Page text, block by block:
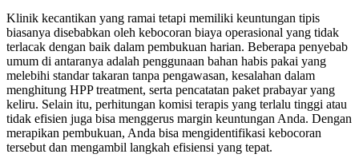
Klinik kecantikan yang ramai tetapi memiliki keuntungan tipis
biasanya disebabkan oleh kebocoran biaya operasional yang tidak
terlacak dengan baik dalam pembukuan harian. Beberapa penyebab
umum di antaranya adalah penggunaan bahan habis pakai yang
melebihi standar takaran tanpa pengawasan, kesalahan dalam
menghitung HPP treatment, serta pencatatan paket prabayar yang
keliru. Selain itu, perhitungan komisi terapis yang terlalu tinggi atau
tidak efisien juga bisa menggerus margin keuntungan Anda. Dengan
merapikan pembukuan, Anda bisa mengidentifikasi kebocoran
tersebut dan mengambil langkah efisiensi yang tepat.